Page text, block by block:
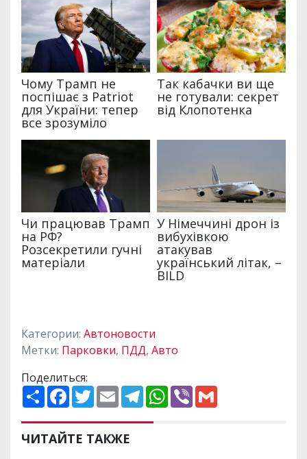
Категории: Автоновости
Метки: Парковки, ПДД, Авто
Поделиться:
П
о
ш
и
р
и
F
a
c
e
b
o
T
w
t
t
e
E
m
a
i
l
T
e
e
W
h
a
V
b
ЧИТАЙТЕ ТАКЖЕ